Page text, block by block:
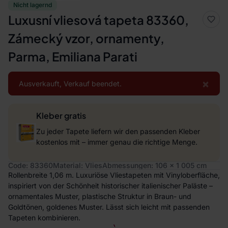
Nicht lagernd
Luxusní vliesová tapeta 83360,
Zámecký vzor, ornamenty,
Parma, Emiliana Parati
×
Ausverkauft, Verkauf beendet.
Kleber gratis
Zu jeder Tapete liefern wir den passenden Kleber
kostenlos mit – immer genau die richtige Menge.
Code: 83360Material: VliesAbmessungen: 106 x 1 005 cm
Rollenbreite 1,06 m. Luxuriöse Vliestapeten mit Vinyloberfläche,
inspiriert von der Schönheit historischer italienischer Paläste –
ornamentales Muster, plastische Struktur in Braun- und
Goldtönen, goldenes Muster. Lässt sich leicht mit passenden
Tapeten kombinieren.